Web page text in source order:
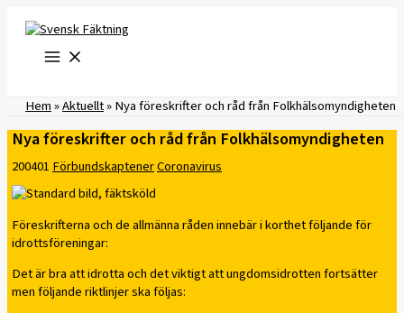
innehåll
Hem»Aktuellt»Nya föreskrifter och råd från Folkhälsomyndigheten
Nya föreskrifter och råd från Folkhälsomyndigheten
200401FörbundskaptenerCoronavirus
Föreskrifterna och de allmänna råden innebär i korthet följande för
idrottsföreningar:
Det är bra att idrotta och det viktigt att ungdomsidrotten fortsätter
men följande riktlinjer ska följas: